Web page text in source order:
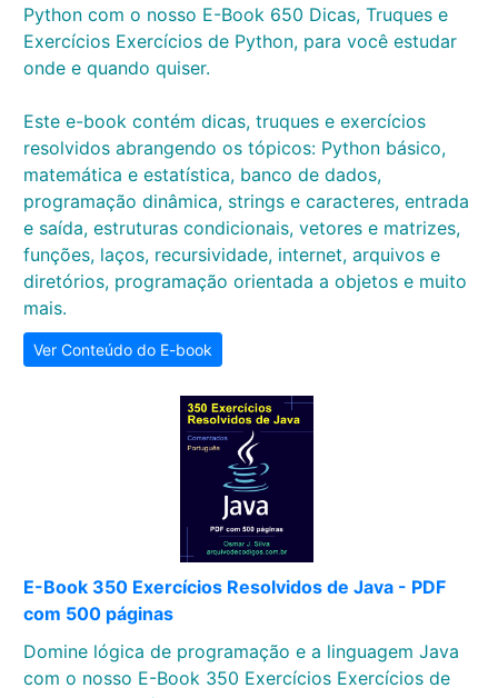
Python com o nosso E-Book 650 Dicas, Truques e
Exercícios Exercícios de Python, para você estudar
onde e quando quiser.
Este e-book contém dicas, truques e exercícios
resolvidos abrangendo os tópicos: Python básico,
matemática e estatística, banco de dados,
programação dinâmica, strings e caracteres, entrada
e saída, estruturas condicionais, vetores e matrizes,
funções, laços, recursividade, internet, arquivos e
diretórios, programação orientada a objetos e muito
mais.
Ver Conteúdo do E-book
E-Book 350 Exercícios Resolvidos de Java - PDF
com 500 páginas
Domine lógica de programação e a linguagem Java
com o nosso E-Book 350 Exercícios Exercícios de